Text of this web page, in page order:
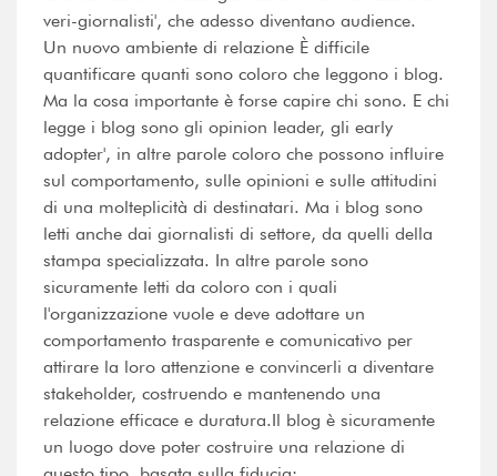
veri-giornalisti', che adesso diventano audience.
Un nuovo ambiente di relazione È difficile
quantificare quanti sono coloro che leggono i blog.
Ma la cosa importante è forse capire chi sono. E chi
legge i blog sono gli opinion leader, gli early
adopter', in altre parole coloro che possono influire
sul comportamento, sulle opinioni e sulle attitudini
di una molteplicità di destinatari. Ma i blog sono
letti anche dai giornalisti di settore, da quelli della
stampa specializzata. In altre parole sono
sicuramente letti da coloro con i quali
l'organizzazione vuole e deve adottare un
comportamento trasparente e comunicativo per
attirare la loro attenzione e convincerli a diventare
stakeholder, costruendo e mantenendo una
relazione efficace e duratura.Il blog è sicuramente
un luogo dove poter costruire una relazione di